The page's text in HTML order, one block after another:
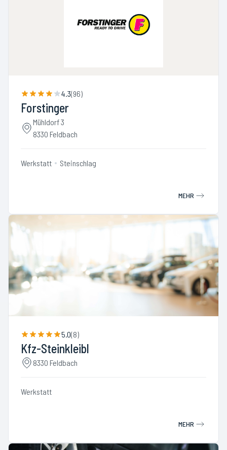
4.3(96)
Forstinger
Mühldorf 3
8330 Feldbach
Werkstatt Steinschlag
MEHR
5.0(8)
Kfz-Steinkleibl
8330 Feldbach
Werkstatt
MEHR